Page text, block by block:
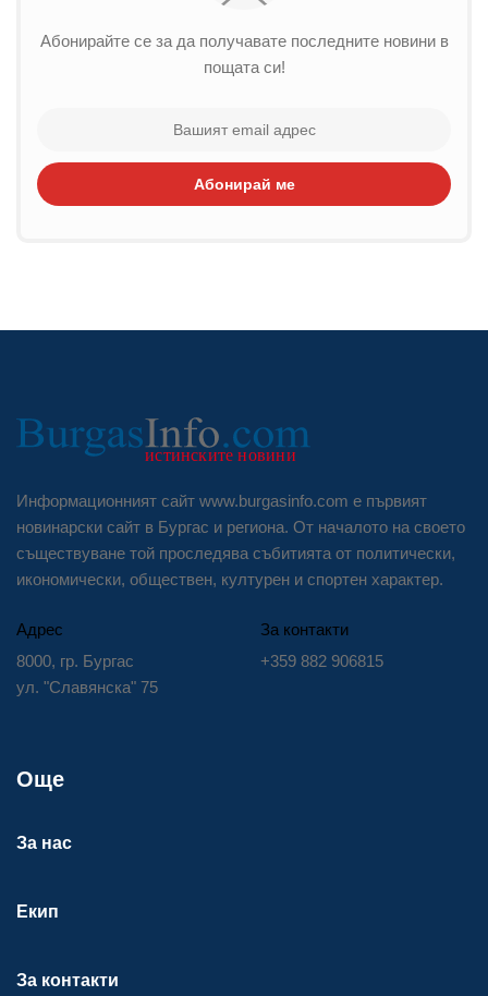
Абонирайте се за да получавате последните новини в
пощата си!
Абонирай ме
Информационният сайт www.burgasinfo.com е първият
новинарски сайт в Бургас и региона. От началото на своето
съществуване той проследява събитията от политически,
икономически, обществен, културен и спортен характер.
Адрес
8000, гр. Бургас
ул. "Славянска" 75
За контакти
+359 882 906815
Още
За нас
Екип
За контакти